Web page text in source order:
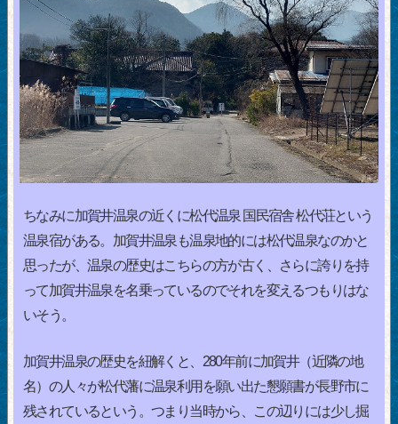
ちなみに加賀井温泉の近くに松代温泉 国民宿舎 松代荘という
温泉宿がある。加賀井温泉も温泉地的には松代温泉なのかと
思ったが、温泉の歴史はこちらの方が古く、さらに誇りを持
って加賀井温泉を名乗っているのでそれを変えるつもりはな
いそう。
加賀井温泉の歴史を紐解くと、280年前に加賀井（近隣の地
名）の人々が松代藩に温泉利用を願い出た懇願書が長野市に
残されているという。つまり当時から、この辺りには少し掘